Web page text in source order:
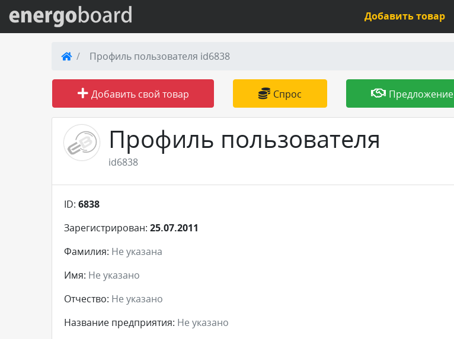
Вход на сайт
Поиск по сайту
Публикации
Справка
Товары и услуги
Добавить товар или услугу
Добавить товар
Профиль пользователя id6838
Добавить свой товар Спрос Предложение
Профиль пользователя
id6838
ID: 6838
Зарегистрирован: 25.07.2011
Фамилия: Не указана
Имя: Не указано
Отчество: Не указано
Название предприятия: Не указано